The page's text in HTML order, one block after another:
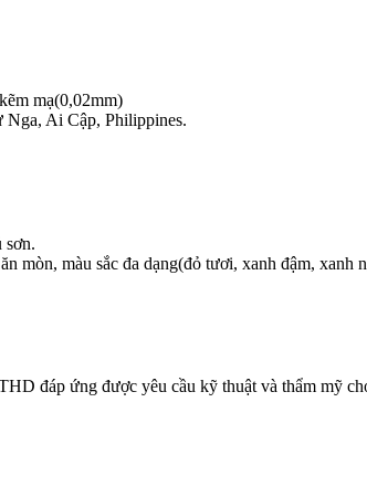
mạ(0,02mm)
Nga, Ai Cập, Philippines.
sơn.
mòn, màu sắc đa dạng(đỏ tươi, xanh đậm, xanh
đáp ứng được yêu cầu kỹ thuật và thẩm mỹ